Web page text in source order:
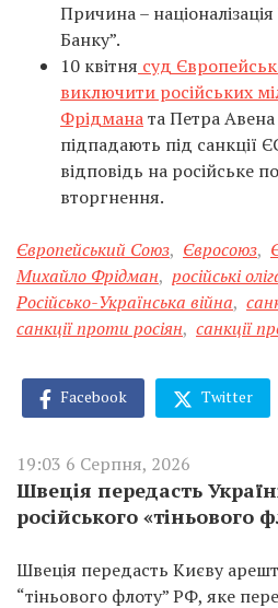
Причина –
Банку”.
10 квітня суд
виключити російських
Фрідманата Петра Авена
підпадають під санкції
відповідь на російське
вторгнення.
Європейський Союз, Євросоюз,
Михайло Фрідман, російські
Російсько-Українська війна,
санкції проти росіян, санкції
Facebook Twitter
19:03 6 Серпня, 2026
Швеція передасть
російського «тіньового
Швеція передасть Києву
“тіньового флоту” РФ, яке